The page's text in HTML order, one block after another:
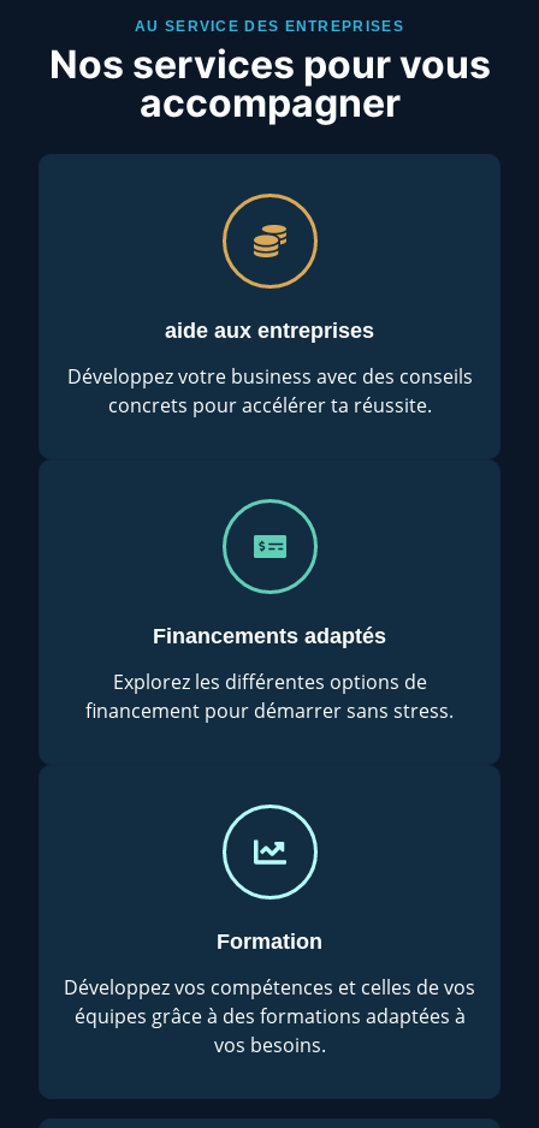
AU SERVICE DES ENTREPRISES
Nos services pour vous
accompagner
aide aux entreprises
Développez votre business avec des conseils
concrets pour accélérer ta réussite.
Financements adaptés
Explorez les différentes options de
financement pour démarrer sans stress.
Formation
Développez vos compétences et celles de vos
équipes grâce à des formations adaptées à
vos besoins.